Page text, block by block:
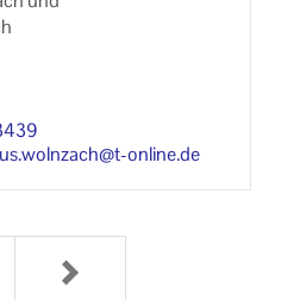
​online.de